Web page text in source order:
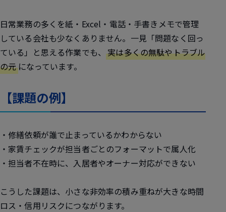
日常業務の多くを紙・Excel・電話・手書きメモで管理
している会社も少なくありません。一見「問題なく回っ
ている」と思える作業でも、実は多くの無駄やトラブル
の元になっています。
【課題の例】
・修繕依頼が誰で止まっているかわからない
・家賃チェックが担当者ごとのフォーマットで属人化
・担当者不在時に、入居者やオーナー対応ができない
こうした課題は、小さな非効率の積み重ねが大きな時間
ロス・信用リスクにつながります。